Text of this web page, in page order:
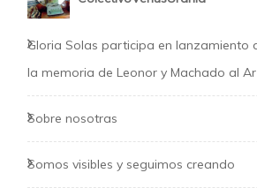
Gloria Solas participa en lanzamiento
la memoria de Leonor y Machado al
Sobre nosotras
Somos visibles y seguimos creando